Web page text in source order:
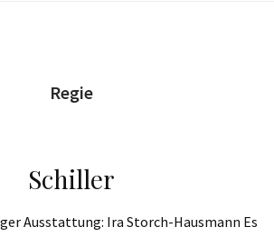
Regie
Schiller
Ausstattung: Ira Storch-Hausmann Es